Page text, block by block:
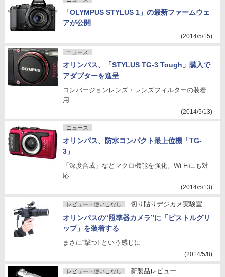
「OLYMPUS STYLUS 1」の最新ファームウェ
アが公開
(2014/5/15)
ニュース
オリンパス、「STYLUS TG-3 Tough」購入で
アダプターを進呈
コンバージョンレンズ・レンズフィルターの装着
用
(2014/5/13)
ニュース
オリンパス、防水コンパクト最上位機「TG-
3」
「深度合成」などマクロ機能を強化。Wi-Fiにも対
応
(2014/5/13)
レビュー・使いこなし 切り貼りデジカメ実験室
オリンパスの“照準器カメラ”に「ピストルグリ
ップ」を装着する
まさに“撃つ!”という感じに
(2014/5/8)
レビュー・使いこなし 新製品レビュー